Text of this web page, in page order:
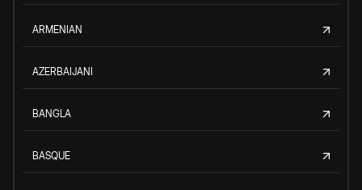
ARMENIAN
AZERBAIJANI
BANGLA
BASQUE